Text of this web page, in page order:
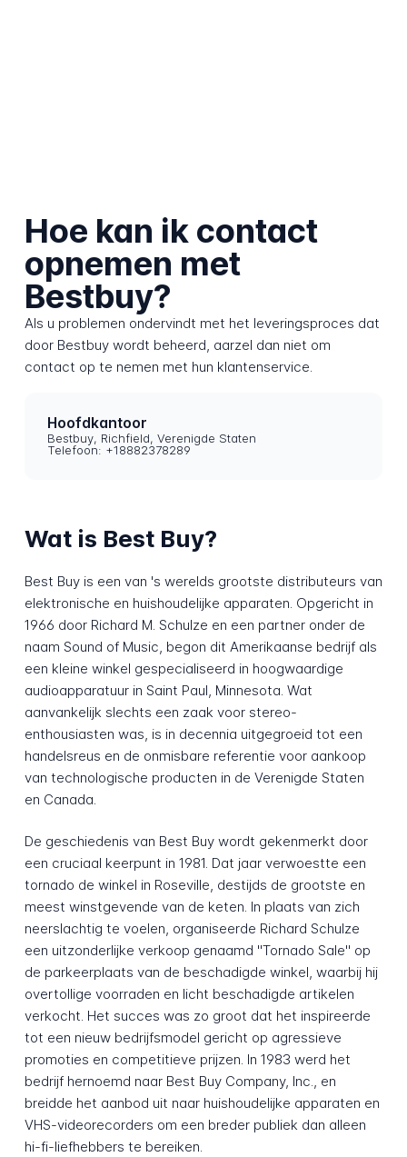
Hoe kan ik contact
opnemen met
Bestbuy?
Als u problemen ondervindt met het leveringsproces dat
door Bestbuy wordt beheerd, aarzel dan niet om
contact op te nemen met hun klantenservice.
Hoofdkantoor
Bestbuy, Richfield, Verenigde Staten
Telefoon: +18882378289
Wat is Best Buy?
Best Buy is een van 's werelds grootste distributeurs van
elektronische en huishoudelijke apparaten. Opgericht in
1966 door Richard M. Schulze en een partner onder de
naam Sound of Music, begon dit Amerikaanse bedrijf als
een kleine winkel gespecialiseerd in hoogwaardige
audioapparatuur in Saint Paul, Minnesota. Wat
aanvankelijk slechts een zaak voor stereo-
enthousiasten was, is in decennia uitgegroeid tot een
handelsreus en de onmisbare referentie voor aankoop
van technologische producten in de Verenigde Staten
en Canada.
De geschiedenis van Best Buy wordt gekenmerkt door
een cruciaal keerpunt in 1981. Dat jaar verwoestte een
tornado de winkel in Roseville, destijds de grootste en
meest winstgevende van de keten. In plaats van zich
neerslachtig te voelen, organiseerde Richard Schulze
een uitzonderlijke verkoop genaamd "Tornado Sale" op
de parkeerplaats van de beschadigde winkel, waarbij hij
overtollige voorraden en licht beschadigde artikelen
verkocht. Het succes was zo groot dat het inspireerde
tot een nieuw bedrijfsmodel gericht op agressieve
promoties en competitieve prijzen. In 1983 werd het
bedrijf hernoemd naar Best Buy Company, Inc., en
breidde het aanbod uit naar huishoudelijke apparaten en
VHS-videorecorders om een breder publiek dan alleen
hi-fi-liefhebbers te bereiken.